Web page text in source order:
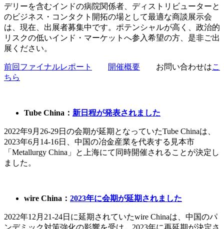
デリーを含むインドの病院関係者、ディストリビューターと
のビジネス・コンタクト開拓の場として最適な商談展示会
は、現在、出展者募集中です。ポテンシャルが高く、政治的
リスクの低いインド・マーケットへ参入希望の方、是非ご出
展ください。
前回ファイナルレポート 開催概要 お問い合わせはこ
ちら
Tube China： 新日程が発表されました
2022年9月26-29日の会期が延期となっていたTube Chinaは、
2023年6月14-16日、中国の冶金産業を代表する見本市
「Metallurgy China」と上海にて同時開催されることが決定し
ました。
wire China： 2023年に会期が延期されました
2022年12月21-24日に延期されていたwire Chinaは、中国のパ
ンデミック対策強化の影響を受け、2023年に再延期が決定さ